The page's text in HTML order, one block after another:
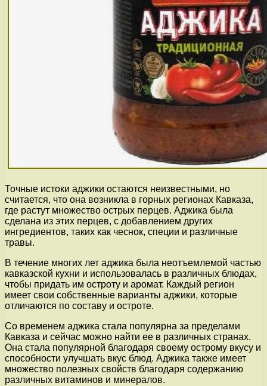
Точные истоки аджики остаются неизвестными, но
считается, что она возникла в горных регионах Кавказа,
где растут множество острых перцев. Аджика была
сделана из этих перцев, с добавлением других
ингредиентов, таких как чеснок, специи и различные
травы.
В течение многих лет аджика была неотъемлемой частью
кавказской кухни и использовалась в различных блюдах,
чтобы придать им остроту и аромат. Каждый регион
имеет свои собственные варианты аджики, которые
отличаются по составу и остроте.
Со временем аджика стала популярна за пределами
Кавказа и сейчас можно найти ее в различных странах.
Она стала популярной благодаря своему острому вкусу и
способности улучшать вкус блюд. Аджика также имеет
множество полезных свойств благодаря содержанию
различных витаминов и минералов.